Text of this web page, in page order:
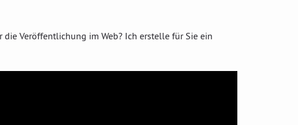
Veröffentlichung im Web? Ich erstelle für Sie ein